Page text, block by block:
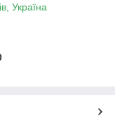
Україна